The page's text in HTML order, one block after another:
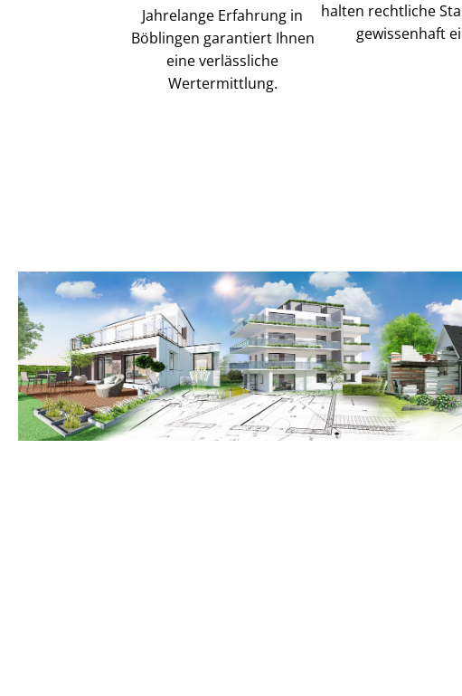
Jahrelange Erfahrung in
Böblingen garantiert Ihnen
eine verlässliche
Wertermittlung.
halten rechtliche
gewissenhaft